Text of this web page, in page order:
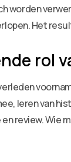
worden
Het
rol
leren van
review. Wie